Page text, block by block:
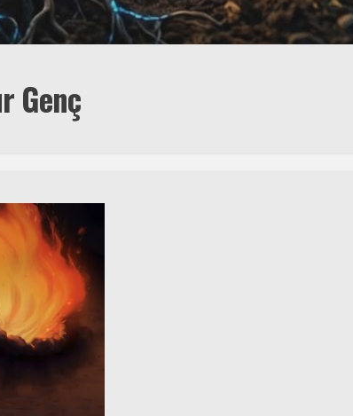
Genç